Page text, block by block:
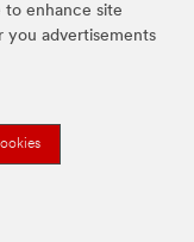
to enhance site
you advertisements